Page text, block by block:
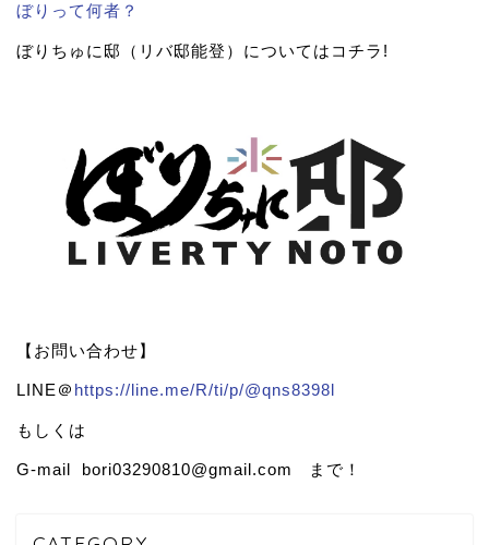
ぼりって何者？
ぼりちゅに邸（リバ邸能登）についてはコチラ!
【お問い合わせ】
LINE＠ https://line.me/R/ti/p/@qns8398l
もしくは
G-mail bori03290810@gmail.com まで！